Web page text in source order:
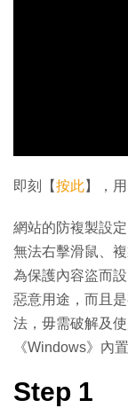
即刻【按此】，
網站的防複製設
無法右擊滑鼠、
為保護內容盜而
惡意用途，而且
法，毋需破解及
《Windows》內
Step 1